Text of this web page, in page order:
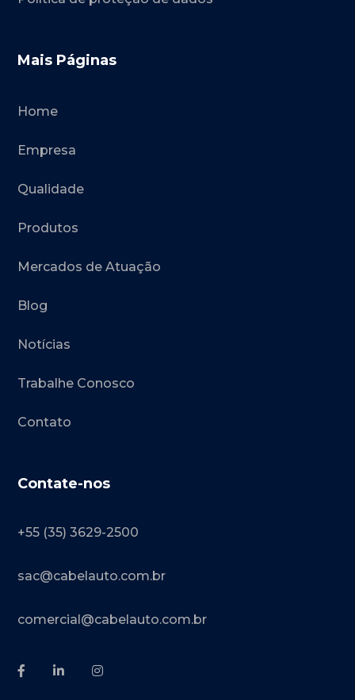
Mais Páginas
Home
Empresa
Qualidade
Produtos
Mercados de Atuação
Blog
Notícias
Trabalhe Conosco
Contato
Contate-nos
+55 (35) 3629-2500
sac@cabelauto.com.br
comercial@cabelauto.com.br